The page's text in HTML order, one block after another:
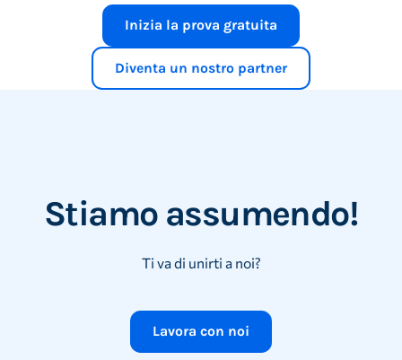
Inizia la prova gratuita
Diventa un nostro partner
Stiamo assumendo!
Ti va di unirti a noi?
Lavora con noi